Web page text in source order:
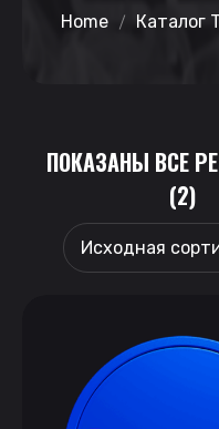
Home Каталог
ПОКАЗАНЫ ВСЕ
(2)